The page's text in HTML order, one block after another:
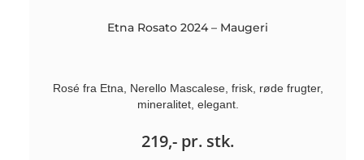
Etna Rosato 2024 – Maugeri
Rosé fra Etna, Nerello Mascalese, frisk, røde frugter,
mineralitet, elegant.
219,- pr. stk.